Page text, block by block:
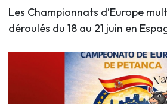
Les Championnats d’Europe
déroulés du 18 au 21 juin en